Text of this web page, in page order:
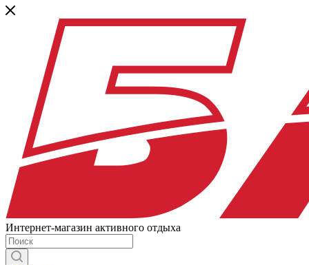
Интернет-магазин активного отдыха